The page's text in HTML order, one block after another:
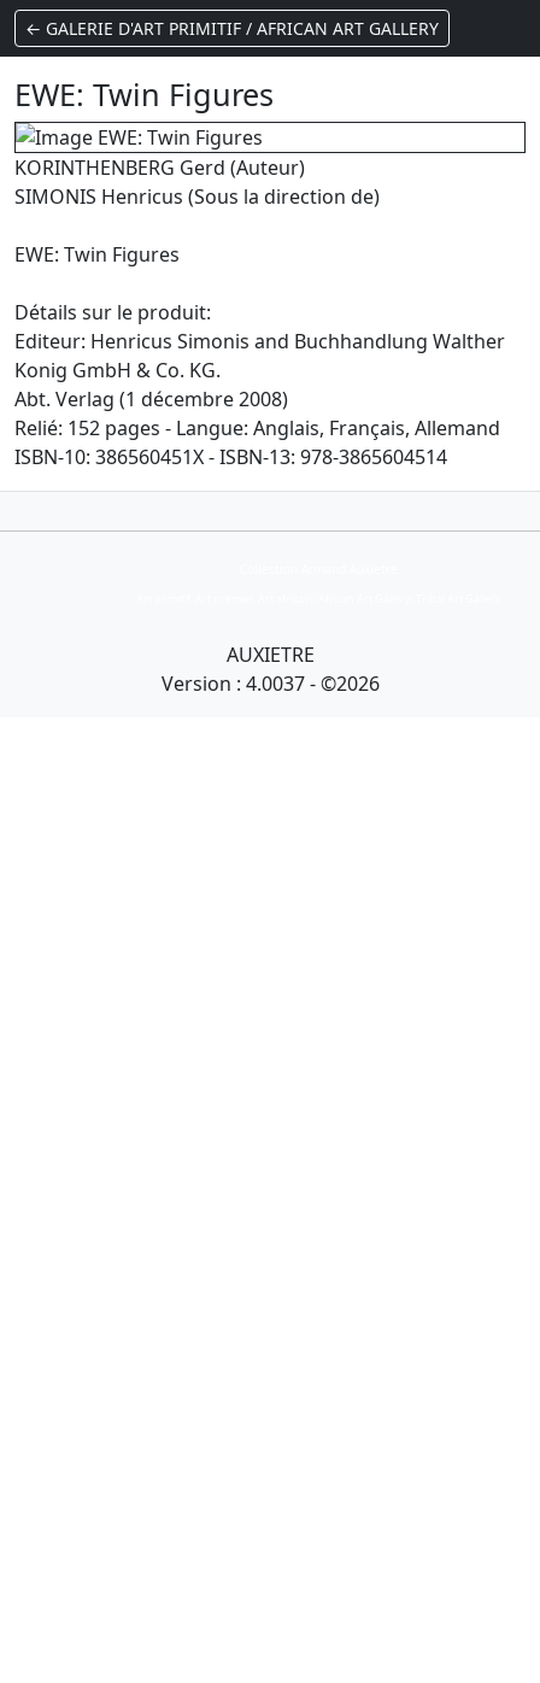
← GALERIE D'ART PRIMITIF / AFRICAN ART GALLERY
EWE: Twin Figures
KORINTHENBERG Gerd (Auteur)
SIMONIS Henricus (Sous la direction de)
EWE: Twin Figures
Détails sur le produit:
Editeur: Henricus Simonis and Buchhandlung Walther
Konig GmbH & Co. KG.
Abt. Verlag (1 décembre 2008)
Relié: 152 pages - Langue: Anglais, Français, Allemand
ISBN-10: 386560451X - ISBN-13: 978-3865604514
AUXIETRE
Version : 4.0037 - ©2026